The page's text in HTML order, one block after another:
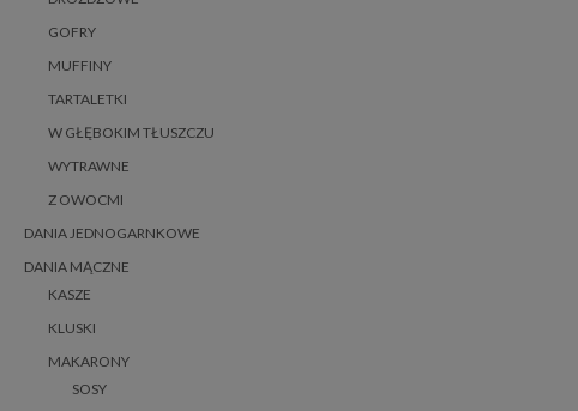
GOFRY
MUFFINY
TARTALETKI
W GŁĘBOKIM TŁUSZCZU
WYTRAWNE
Z OWOCMI
DANIA JEDNOGARNKOWE
DANIA MĄCZNE
KASZE
KLUSKI
MAKARONY
SOSY